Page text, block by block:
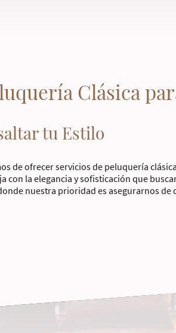
Clásica
tu Estilo
de ofrecer servicios de peluquería
con la elegancia y sofisticación que
nuestra prioridad es asegurarnos